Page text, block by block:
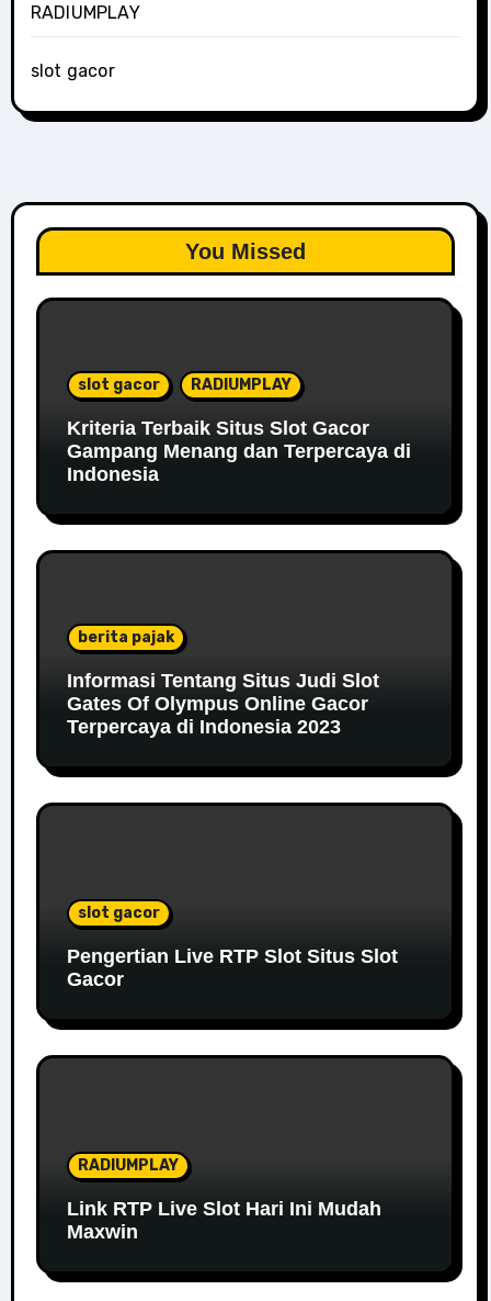
RADIUMPLAY
slot gacor
You Missed
slot gacor RADIUMPLAY
Kriteria Terbaik Situs Slot Gacor
Gampang Menang dan Terpercaya di
Indonesia
berita pajak
Informasi Tentang Situs Judi Slot
Gates Of Olympus Online Gacor
Terpercaya di Indonesia 2023
slot gacor
Pengertian Live RTP Slot Situs Slot
Gacor
RADIUMPLAY
Link RTP Live Slot Hari Ini Mudah
Maxwin